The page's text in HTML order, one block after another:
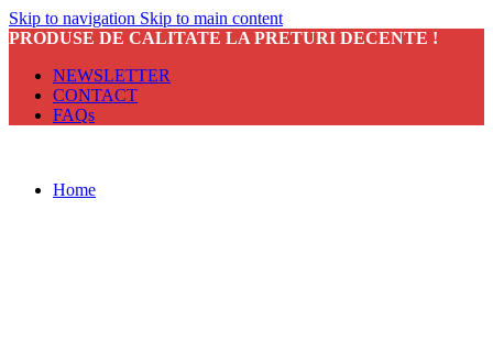
Skip to navigation Skip to main content
PRODUSE DE CALITATE LA PRETURI DECENTE !
NEWSLETTER
CONTACT
FAQs
Home